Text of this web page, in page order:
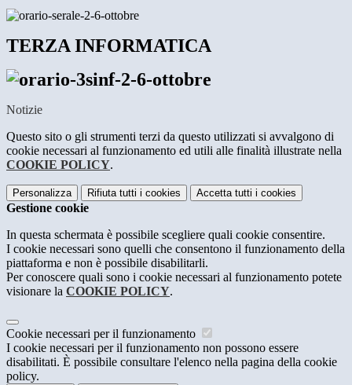
TERZA INFORMATICA
Notizie
Questo sito o gli strumenti terzi da questo utilizzati si avvalgono di
cookie necessari al funzionamento ed utili alle finalità illustrate nella
COOKIE POLICY.
Personalizza Rifiuta tutti i cookies Accetta tutti i cookies
Gestione cookie
In questa schermata è possibile scegliere quali cookie consentire.
I cookie necessari sono quelli che consentono il funzionamento della
piattaforma e non è possibile disabilitarli.
Per conoscere quali sono i cookie necessari al funzionamento potete
visionare la COOKIE POLICY.
Cookie necessari per il funzionamento
I cookie necessari per il funzionamento non possono essere
disabilitati. È possibile consultare l'elenco nella pagina della cookie
policy.